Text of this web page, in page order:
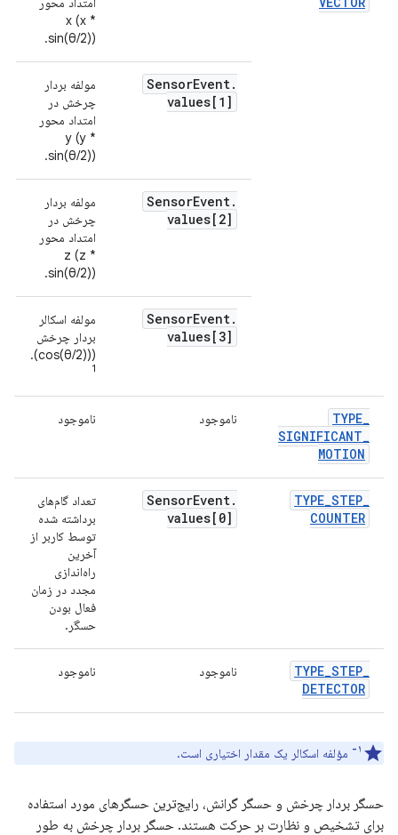
x (x *
sin(θ/2)).
SensorEvent.
values[1]
مولفه بردار
چرخش در
امتداد محور
y (y *
sin(θ/2)).
SensorEvent.
values[2]
مولفه بردار
چرخش در
امتداد محور
z (z *
sin(θ/2)).
SensorEvent.
values[3]
مولفه اسکالر
بردار چرخش
((cos(θ/2)).
1
TYPE_
SIGNIFICANT_
MOTION
ناموجود ناموجود
TYPE_STEP_
COUNTER
SensorEvent.
values[0]
تعداد گام‌های
برداشته شده
توسط کاربر از
آخرین
راه‌اندازی
مجدد در زمان
فعال بودن
حسگر.
TYPE_STEP_
DETECTOR
ناموجود ناموجود
۱- مؤلفه اسکالر یک مقدار اختیاری است.
حسگر بردار چرخش و حسگر گرانش، رایج‌ترین حسگرهای مورد استفاده
برای تشخیص و نظارت بر حرکت هستند. حسگر بردار چرخش به طور